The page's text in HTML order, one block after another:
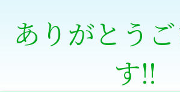
ありがとう
す‼